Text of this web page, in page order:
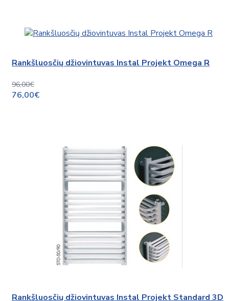
Rankšluosčių džiovintuvas Instal Projekt Omega R
96,00€
76,00€
Rankšluosčių džiovintuvas Instal Projekt Standard 3D